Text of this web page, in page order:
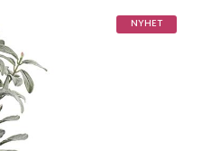
NYHET